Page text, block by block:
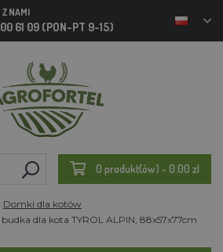
NAMI
61 09 (PON-PT 9-15)
0 produkt(ów) - 0.00 zl
Domki dla kotów
dla kota TYROL ALPIN, 88x57x77cm